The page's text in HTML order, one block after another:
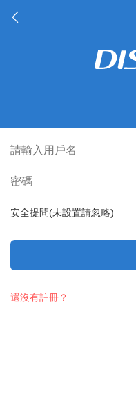
安全提問(未設置請忽略)
還沒有註冊？